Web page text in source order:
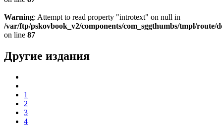
Warning: Attempt to read property "introtext" on null in
/var/ftp/pskovbook_v2/components/com_sggthumbs/tmpl/route/
on line 87
Другие издания
1
2
3
4